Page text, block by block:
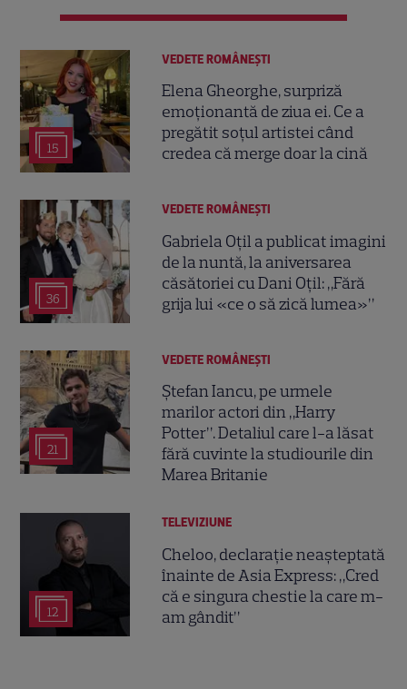
15
VEDETE ROMÂNEŞTI
Elena Gheorghe, surpriză
emoționantă de ziua ei. Ce a
pregătit soțul artistei când
credea că merge doar la cină
36
VEDETE ROMÂNEŞTI
Gabriela Oțil a publicat imagini
de la nuntă, la aniversarea
căsătoriei cu Dani Oțil: „Fără
grija lui «ce o să zică lumea»”
21
VEDETE ROMÂNEŞTI
Ștefan Iancu, pe urmele
marilor actori din „Harry
Potter”. Detaliul care l-a lăsat
fără cuvinte la studiourile din
Marea Britanie
12
TELEVIZIUNE
Cheloo, declarație neașteptată
înainte de Asia Express: „Cred
că e singura chestie la care m-
am gândit”